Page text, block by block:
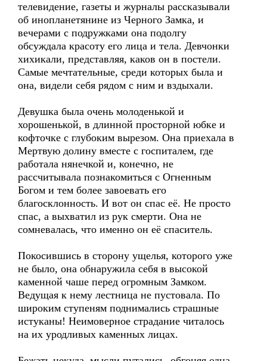
телевидение, газеты и журналы рассказывали
об инопланетянине из Черного Замка, и
вечерами с подружками она подолгу
обсуждала красоту его лица и тела. Девчонки
хихикали, представляя, каков он в постели.
Самые мечтательные, среди которых была и
она, видели себя рядом с ним и вздыхали.
Девушка была очень молоденькой и
хорошенькой, в длинной просторной юбке и
кофточке с глубоким вырезом. Она приехала в
Мертвую долину вместе с госпиталем, где
работала нянечкой и, конечно, не
рассчитывала познакомиться с Огненным
Богом и тем более завоевать его
благосклонность. И вот он спас её. Не просто
спас, а выхватил из рук смерти. Она не
сомневалась, что именно он её спаситель.
Покосившись в сторону ущелья, которого уже
не было, она обнаружила себя в высокой
каменной чаше перед огромным Замком.
Ведущая к нему лестница не пустовала. По
широким ступеням поднимались страшные
истуканы! Неимоверное страдание читалось
на их уродливых каменных лицах.